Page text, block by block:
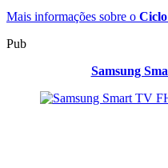
Mais informações sobre o
Pub
Samsung